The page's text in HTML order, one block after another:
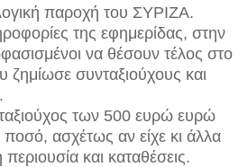
παροχή του ΣΥΡΙΖΑ.
της εφημερίδας, στην
να θέσουν τέλος στο
συνταξιούχους και
των 500 ευρώ ευρώ
ασχέτως αν είχε κι άλλα
και καταθέσεις.